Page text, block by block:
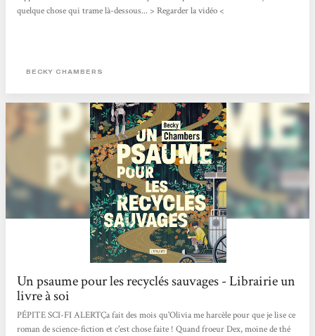
quelque chose qui trame là-dessous... > Regarder la vidéo <
BECKY CHAMBERS
Un psaume pour les recyclés sauvages - Librairie un
livre à soi
PÉPITE SCI-FI ALERTÇa fait des mois qu'Olivia me harcèle pour que je lise ce
roman de science-fiction et c'est chose faite ! Quand froeur Dex, moine de thé